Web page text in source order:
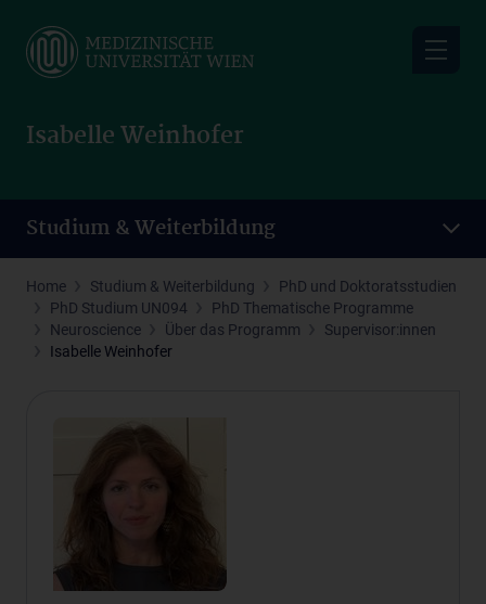
main
Isabelle Weinhofer
Studium & Weiterbildung
Home Studium & Weiterbildung
PhD und Doktoratsstudien
PhD Studium UN094
PhD Thematische Programme
Neuroscience
Über das Programm
Supervisor:innen
Isabelle Weinhofer